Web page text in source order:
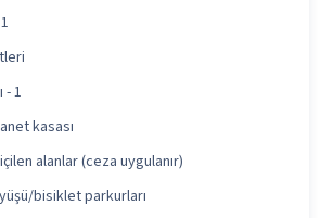
- 1
kasası
alanlar (ceza uygulanır)
bisiklet parkurları